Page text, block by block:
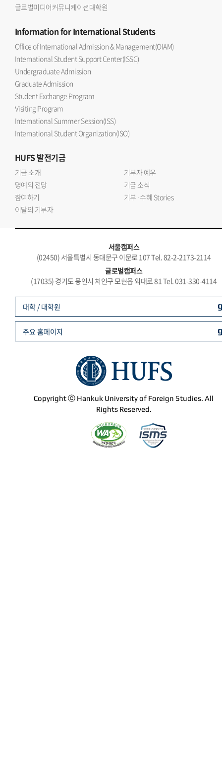
글로벌미디어커뮤니케이션대학원
Informationfor International Students
Office of International Admission & Management(OIAM)
International Student Support Center(ISSC)
Undergraduate Admission
Graduate Admission
Student Exchange Program
Visiting Program
International Summer Session(ISS)
International Student Organization(ISO)
HUFS발전기금
기금 소개
기부자 예우
명예의 전당
기금 소식
참여하기
기부·수혜 Stories
이달의 기부자
서울캠퍼스
(02450) 서울특별시 동대문구 이문로 107 Tel. 82-2-2173-2114
글로벌캠퍼스
(17035) 경기도 용인시 처인구 모현읍 외대로 81 Tel. 031-330-4114
Copyright ⓒ Hankuk University of Foreign Studies. All
Rights Reserved.
대학 / 대학원
주요 홈페이지